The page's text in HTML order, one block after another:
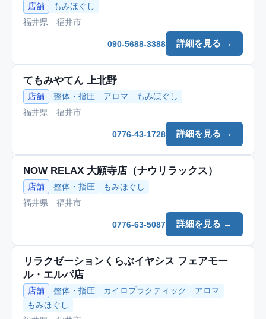
店舗
もみほぐし
福井県 福井市
詳細を見る →
090-5688-3388
てもみやてん 上北野
店舗 整体・指圧 アロマ
もみほぐし
福井県 福井市
詳細を見る →
0776-43-1728
NOW RELAX 大願寺店（ナウリラックス）
店舗 整体・指圧
もみほぐし
福井県 福井市
詳細を見る →
0776-63-5087
リラクゼーションくらぶイヤシス フェアモー
ル・エルパ店
店舗 整体・指圧 カイロプラクティック
アロマ
もみほぐし